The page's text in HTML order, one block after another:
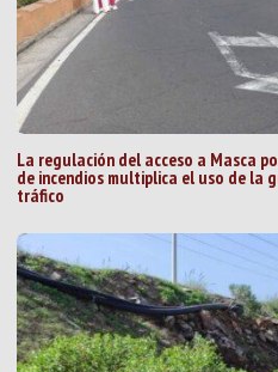
La regulación del acceso a Masca
de incendios multiplica el uso de la
tráfico